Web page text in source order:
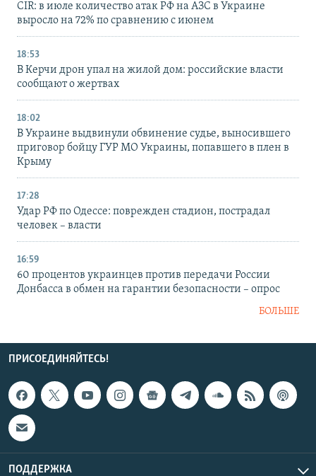
CIR: в июле количество атак РФ на АЗС в Украине
выросло на 72% по сравнению с июнем
18:53
В Керчи дрон упал на жилой дом: российские власти
сообщают о жертвах
18:02
В Украине выдвинули обвинение судье, выносившего
приговор бойцу ГУР МО Украины, попавшего в плен в
Крыму
17:28
Удар РФ по Одессе: поврежден стадион, пострадал
человек – власти
16:59
60 процентов украинцев против передачи России
Донбасса в обмен на гарантии безопасности – опрос
БОЛЬШЕ
ПРИСОЕДИНЯЙТЕСЬ!
ПОДДЕРЖКА